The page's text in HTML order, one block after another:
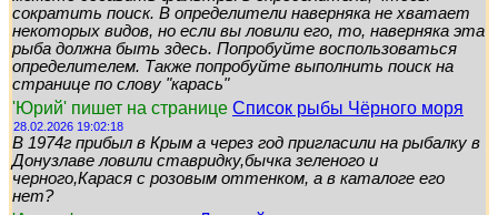
сократить поиск. В определители наверняка не хватает
некоторых видов, но если вы ловили его, то, наверняка эта
рыба должна быть здесь. Попробуйте воспользоваться
определителем. Также попробуйте выполнить поиск на
странице по слову "карась"
'Юрий' пишет на странице Список рыбы Чёрного моря
28.02.2026 19:02:18
В 1974г прибыл в Крым а через год пригласили на рыбалку в
Донузлаве ловили ставридку,бычка зеленого и
черного,Карася с розовым оттенком, а в каталоге его
нет?